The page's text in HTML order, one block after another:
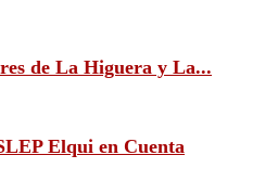
de La Higuera y La...
Elqui en Cuenta